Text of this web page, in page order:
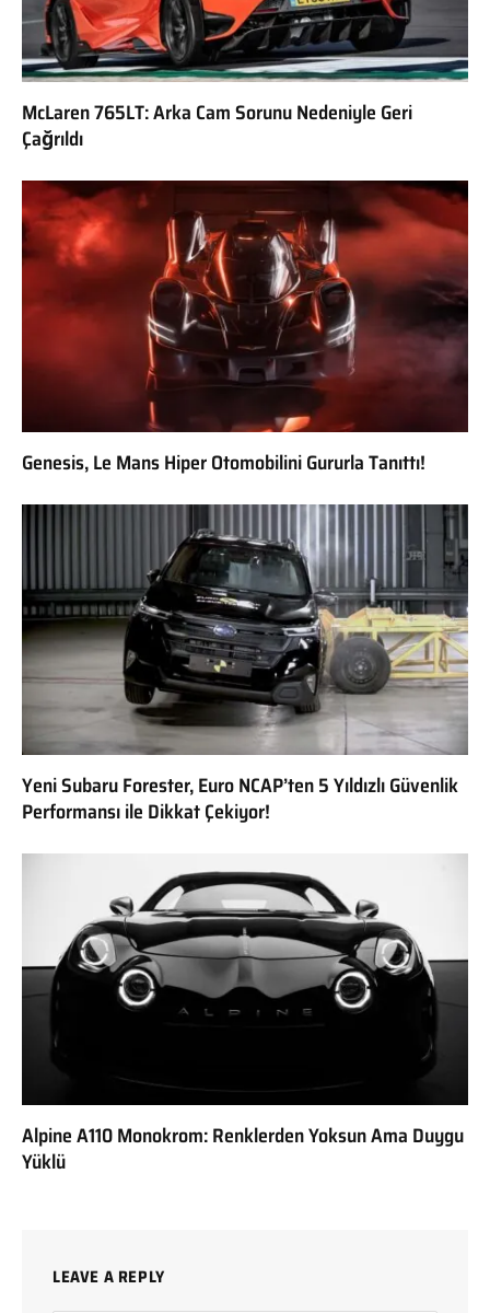
McLaren 765LT: Arka Cam Sorunu Nedeniyle Geri
Çağrıldı
Genesis, Le Mans Hiper Otomobilini Gururla Tanıttı!
Yeni Subaru Forester, Euro NCAP’ten 5 Yıldızlı Güvenlik
Performansı ile Dikkat Çekiyor!
Alpine A110 Monokrom: Renklerden Yoksun Ama Duygu
Yüklü
LEAVE A REPLY